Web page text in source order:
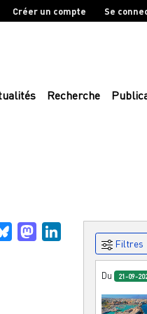
Créer un compte Se
Recherche
BlueskyMastodonLinkedIn
Filtres
Du 21-09-